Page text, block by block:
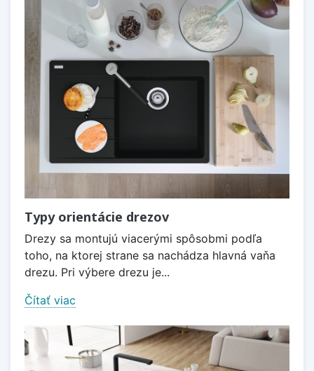
Typy orientácie drezov
Drezy sa montujú viacerými spôsobmi podľa
toho, na ktorej strane sa nachádza hlavná vaňa
drezu. Pri výbere drezu je...
Čítať viac